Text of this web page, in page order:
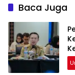
Baca Juga